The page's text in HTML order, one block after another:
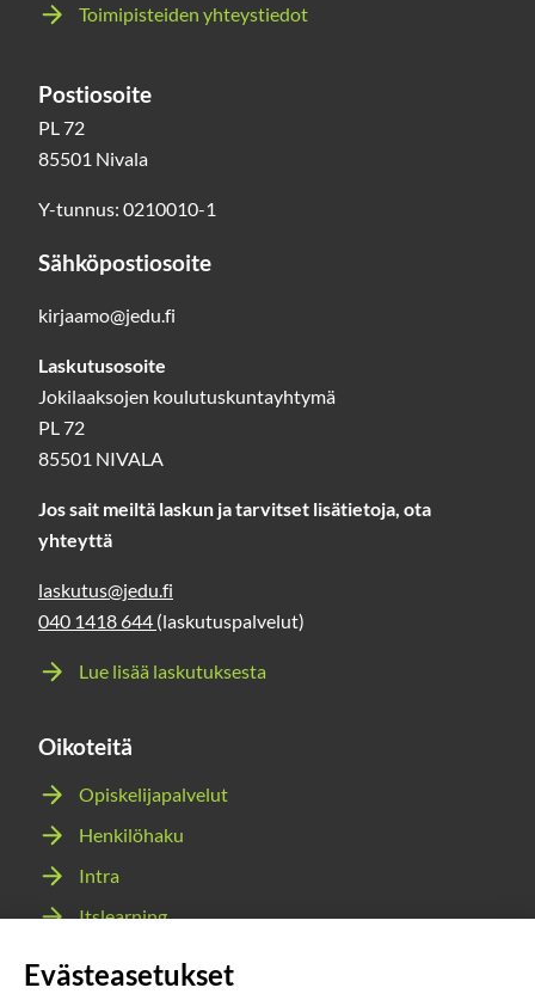
Toimipisteiden yhteystiedot
Postiosoite
PL 72
85501 Nivala
Y-tunnus: 0210010-1
Sähköpostiosoite
kirjaamo@jedu.fi
Laskutusosoite
Jokilaaksojen koulutuskuntayhtymä
PL 72
85501 NIVALA
Jos sait meiltä laskun ja tarvitset lisätietoja, ota
yhteyttä
laskutus@jedu.fi
040 1418 644 (laskutuspalvelut)
Lue lisää laskutuksesta
Oikoteitä
Opiskelijapalvelut
Henkilöhaku
Intra
Itslearning
Evästeasetukset